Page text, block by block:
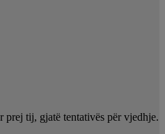
prej tij, gjatë tentativës për vjedhje.